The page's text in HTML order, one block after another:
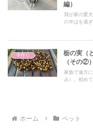
編）
我が家の愛
の半ばを過
手作り
栃の実（
（その②
家族で遠方
み）。初め
ホーム ペット